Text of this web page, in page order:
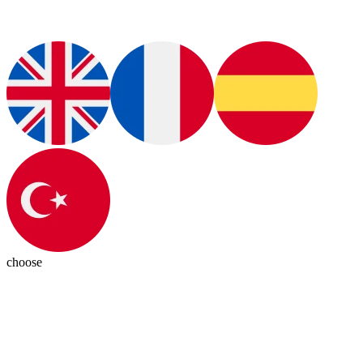
choose